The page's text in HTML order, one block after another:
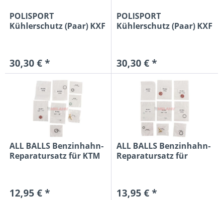
POLISPORT
Kühlerschutz (Paar) KXF
30,30 € *
POLISPORT
Kühlerschutz (Paar) KXF
30,30 € *
ALL BALLS Benzinhahn-
Reparatursatz für KTM
12,95 € *
ALL BALLS Benzinhahn-
Reparatursatz für
13,95 € *